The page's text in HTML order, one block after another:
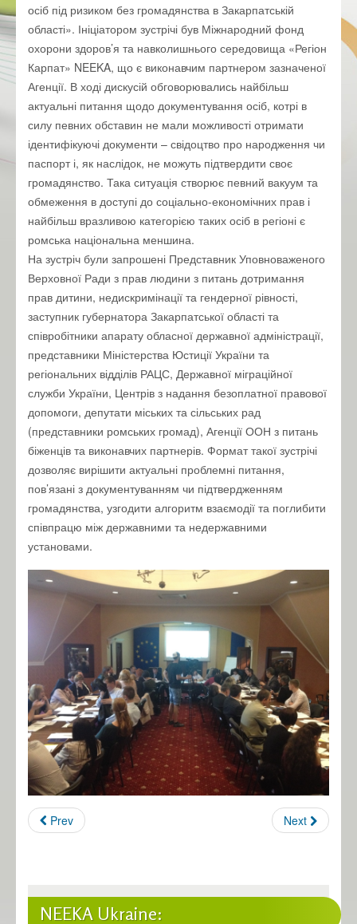
осіб під ризиком без громадянства в Закарпатській
області». Ініціатором зустрічі був Міжнародний фонд
охорони здоров’я та навколишнього середовища «Регіон
Карпат» NEEKA, що є виконавчим партнером зазначеної
Агенції. В ході дискусій обговорювались найбільш
актуальні питання щодо документування осіб, котрі в
силу певних обставин не мали можливості отримати
ідентифікуючі документи – свідоцтво про народження чи
паспорт і, як наслідок, не можуть підтвердити своє
громадянство. Така ситуація створює певний вакуум та
обмеження в доступі до соціально-економічних прав і
найбільш вразливою категорією таких осіб в регіоні є
ромська національна меншина.
На зустріч були запрошені Представник Уповноваженого
Верховної Ради з прав людини з питань дотримання
прав дитини, недискримінації та гендерної рівності,
заступник губернатора Закарпатської області та
співробітники апарату обласної державної адміністрації,
представники Міністерства Юстиції України та
регіональних відділів РАЦС, Державної міграційної
служби України, Центрів з надання безоплатної правової
допомоги, депутати міських та сільських рад
(представники ромських громад), Агенції ООН з питань
біженців та виконавчих партнерів. Формат такої зустрічі
дозволяє вирішити актуальні проблемні питання,
пов’язані з документуванням чи підтвердженням
громадянства, узгодити алгоритм взаємодії та поглибити
співпрацю між державними та недержавними
установами.
Prev Next
NEEKA Ukraine: